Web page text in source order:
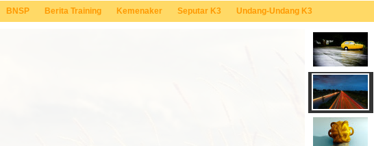
BNSP Berita Training Kemenaker Seputar K3 Undang-Undang K3